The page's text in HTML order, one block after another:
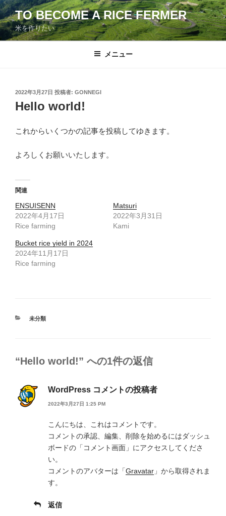
コ
ン
テ
ン
TO BECOME A RICE FERMER
米を作りたい
メニュー
投
稿
日:
2022年3月27日 投稿者: GONNEGI
Hello world!
これからいくつかの記事を投稿してゆきます。
よろしくお願いいたします。
関連
ENSUISENN
2022年4月17日
Rice farming
Matsuri
2022年3月31日
Kami
Bucket rice yield in 2024
2024年11月17日
Rice farming
カ
未分類
“Hello world!” への1件の返信
WordPress コメントの投稿者
2022年3月27日 1:25 PM
こんにちは、これはコメントです。
コメントの承認、編集、削除を始めるにはダッシュ
ボードの「コメント画面」にアクセスしてくださ
い。
コメントのアバターは「Gravatar 」から取得されま
す。
返信